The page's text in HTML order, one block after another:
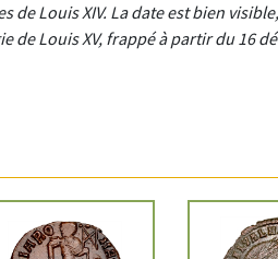
Louis XIV. La date est bien
Louis XV, frappé à partir du 16